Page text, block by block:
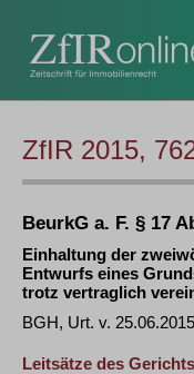
ZfIR 2015,
BeurkG a. F. § 17
Einhaltung der
Entwurfs eines
trotz vertraglich
BGH, Urt. v.
Leitsätze des